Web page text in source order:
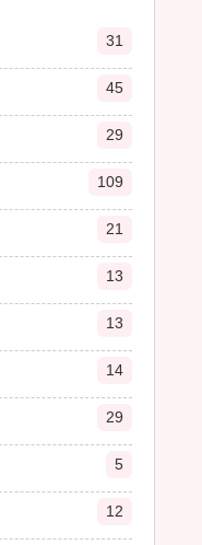
31
45
29
109
21
13
13
14
29
5
12